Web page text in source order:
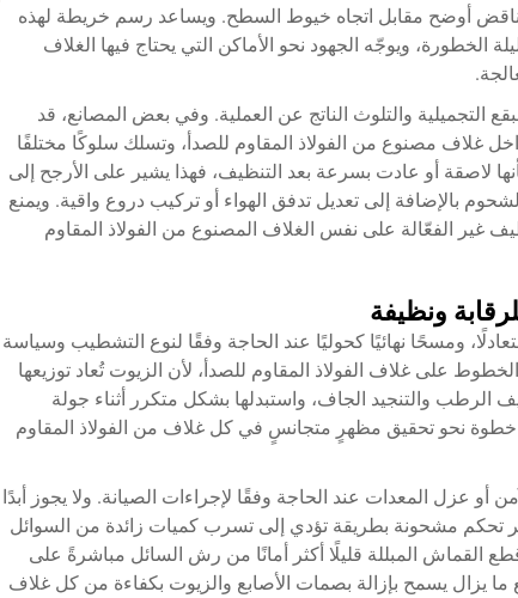
بتناقض أوضح مقابل اتجاه خيوط السطح. ويساعد رسم خريطة لهذه
ويوجّه الجهود نحو الأماكن التي يحتاج فيها الغلاف
التجميلية والتلوث الناتج عن العملية. وفي بعض المصانع، قد
غلاف مصنوع من الفولاذ المقاوم للصدأ، وتسلك سلوكًا مختلفًا
لاصقة أو عادت بسرعة بعد التنظيف، فهذا يشير على الأرجح إلى
بالإضافة إلى تعديل تدفق الهواء أو تركيب دروع واقية. ويمنع
غير الفعّالة على نفس الغلاف المصنوع من الفولاذ المقاوم
ونظيفة
ومسحًا نهائيًا كحوليًا عند الحاجة وفقًا لنوع التشطيب وسياسة
على غلاف الفولاذ المقاوم للصدأ، لأن الزيوت تُعاد توزيعها
الرطب والتنجيد الجاف، واستبدلها بشكل متكرر أثناء جولة
خطوة نحو تحقيق مظهرٍ متجانسٍ في كل غلاف من الفولاذ المقاوم
عزل المعدات عند الحاجة وفقًا لإجراءات الصيانة. ولا يجوز أبدًا
تحكم مشحونة بطريقة تؤدي إلى تسرب كميات زائدة من السوائل
القماش المبللة قليلًا أكثر أمانًا من رش السائل مباشرةً على
يزال يسمح بإزالة بصمات الأصابع والزيوت بكفاءة من كل غلاف